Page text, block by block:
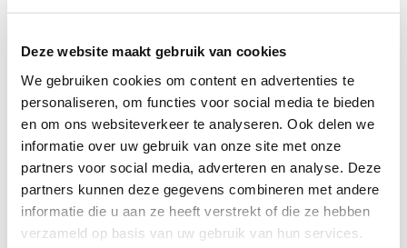
Deze website maakt gebruik van cookies
We gebruiken cookies om content en advertenties te
personaliseren, om functies voor social media te bieden
en om ons websiteverkeer te analyseren. Ook delen we
informatie over uw gebruik van onze site met onze
partners voor social media, adverteren en analyse. Deze
partners kunnen deze gegevens combineren met andere
informatie die u aan ze heeft verstrekt of die ze hebben
verzameld op basis van uw gebruik van hun services.
Wat betekenen de termen:
beschikbaarheidspiket en
bereikbaarheidspiket
Een piketfunctionaris kan een
beschikbaarheidspiket of een
bereikbaarheidspiket hebben.
Word ik opgeleid, getraind en
beoefend voor een rol in de